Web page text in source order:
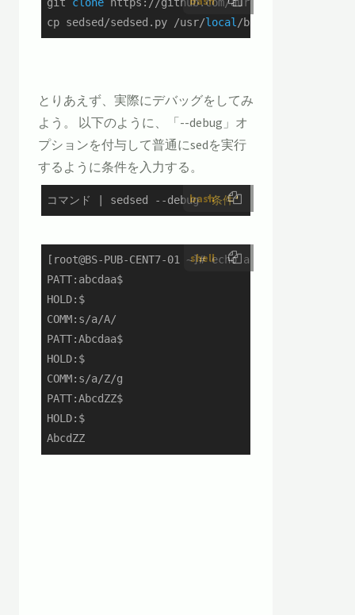
cp sedsed/sedsed.py /usr/local /bin/sedsed
とりあえず、実際にデバッグをしてみ
よう。 以下のように、「--debug」オ
プションを付与して普通にsedを実行
するように条件を入力する。
bash
コマンド | sedsed --debug '条件'
shell
[root@BS-PUB-CENT7-01 ~]# echo abcdaa |
PATT:abcdaa$
HOLD:$
COMM:s/a/A/
PATT:Abcdaa$
HOLD:$
COMM:s/a/Z/g
PATT:AbcdZZ$
HOLD:$
AbcdZZ